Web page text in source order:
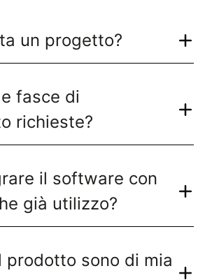
un progetto?
fasce di
richieste?
il software con
già utilizzo?
prodotto sono di mia